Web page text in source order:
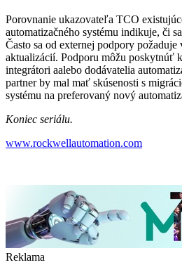
Porovnanie ukazovateľa TCO
automatizačného systému indikuje, či
Často sa od externej podpory
aktualizácií. Podporu môžu poskytnúť
integrátori aalebo dodávatelia
partner by mal mať skúsenosti s
systému na preferovaný nový
Koniec seriálu.
www.rockwellautomation.com
Reklama